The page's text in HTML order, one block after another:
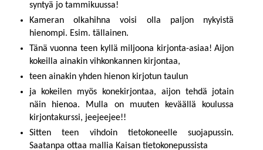
syntyä jo tammikuussa!
Kameran olkahihna voisi olla paljon nykyistä
hienompi. Esim. tällainen.
Tänä vuonna teen kyllä miljoona kirjonta-asiaa! Aijon
kokeilla ainakin vihkonkannen kirjontaa,
teen ainakin yhden hienon kirjotun taulun
ja kokeilen myös konekirjontaa, aijon tehdä jotain
näin hienoa. Mulla on muuten keväällä koulussa
kirjontakurssi, jeejeejee!!
Sitten teen vihdoin tietokoneelle suojapussin.
Saatanpa ottaa mallia Kaisan tietokonepussista